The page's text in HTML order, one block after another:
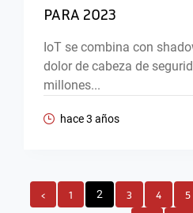
PARA 2023
IoT se combina con
dolor de cabeza de
millones...
hace 3 años
‹ 1 2 3 4 5